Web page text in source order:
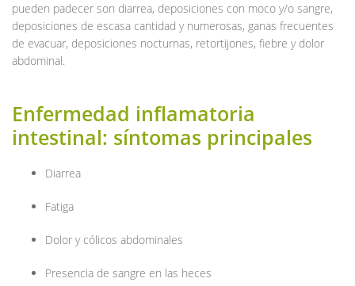
pueden padecer son diarrea, deposiciones con moco y/o sangre,
deposiciones de escasa cantidad y numerosas, ganas frecuentes
de evacuar, deposiciones nocturnas, retortijones, fiebre y dolor
abdominal.
Enfermedad inflamatoria
intestinal: síntomas principales
Diarrea
Fatiga
Dolor y cólicos abdominales
Presencia de sangre en las heces